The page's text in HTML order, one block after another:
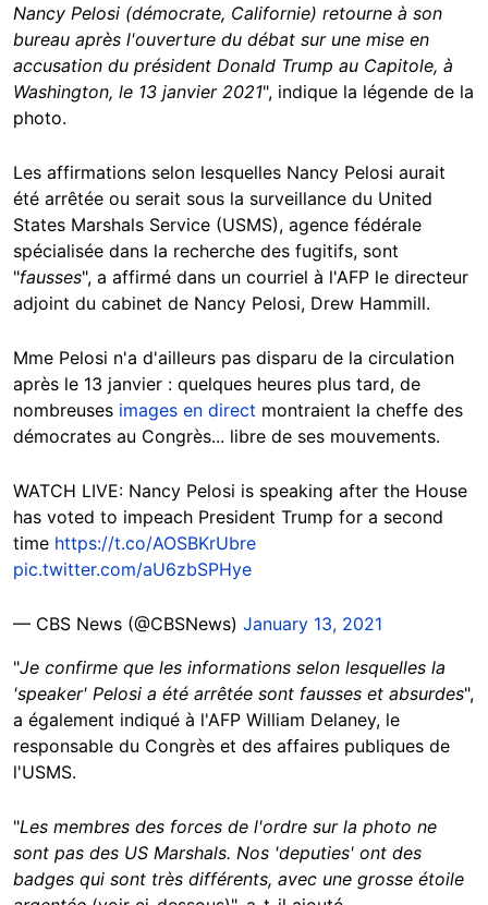
Nancy Pelosi (démocrate, Californie) retourne à son
bureau après l'ouverture du débat sur une mise en
accusation du président Donald Trump au Capitole, à
Washington, le 13 janvier 2021", indique la légende de la
photo.
Les affirmations selon lesquelles Nancy Pelosi aurait
été arrêtée ou serait sous la surveillance du United
States Marshals Service (USMS), agence fédérale
spécialisée dans la recherche des fugitifs, sont
"fausses", a affirmé dans un courriel à l'AFP le directeur
adjoint du cabinet de Nancy Pelosi, Drew Hammill.
Mme Pelosi n'a d'ailleurs pas disparu de la circulation
après le 13 janvier : quelques heures plus tard, de
nombreuses images en direct montraient la cheffe des
démocrates au Congrès... libre de ses mouvements.
WATCH LIVE: Nancy Pelosi is speaking after the House
has voted to impeach President Trump for a second
time https://t.co/AOSBKrUbre
pic.twitter.com/aU6zbSPHye
— CBS News (@CBSNews) January 13, 2021
"Je confirme que les informations selon lesquelles la
'speaker' Pelosi a été arrêtée sont fausses et absurdes",
a également indiqué à l'AFP William Delaney, le
responsable du Congrès et des affaires publiques de
l'USMS.
"Les membres des forces de l'ordre sur la photo ne
sont pas des US Marshals. Nos 'deputies' ont des
badges qui sont très différents, avec une grosse étoile